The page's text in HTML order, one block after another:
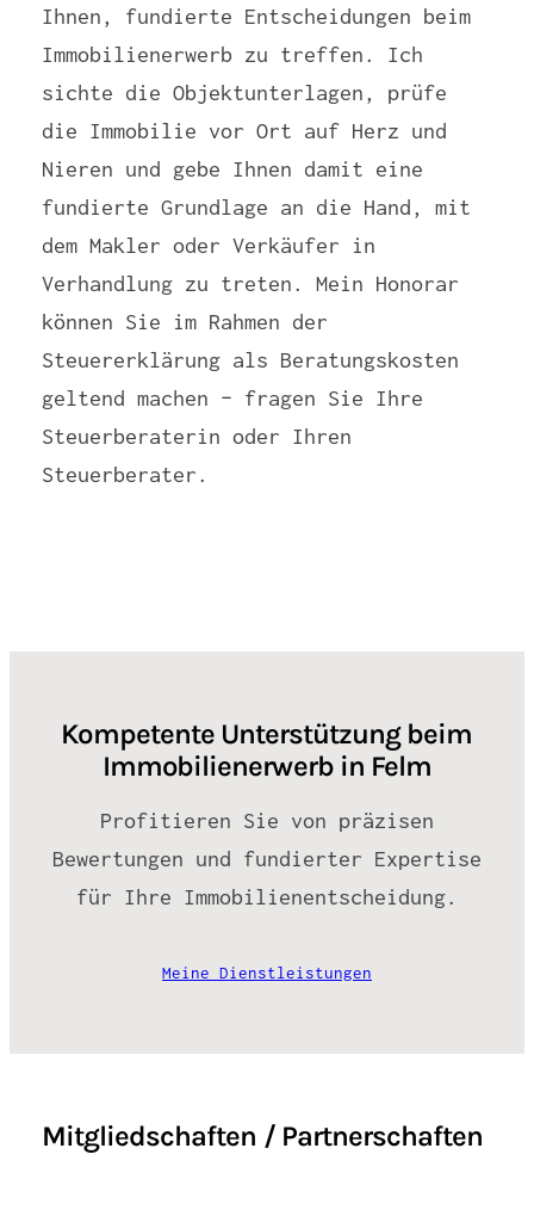
Ihnen, fundierte Entscheidungen beim
Immobilienerwerb zu treffen. Ich
sichte die Objektunterlagen, prüfe
die Immobilie vor Ort auf Herz und
Nieren und gebe Ihnen damit eine
fundierte Grundlage an die Hand, mit
dem Makler oder Verkäufer in
Verhandlung zu treten. Mein Honorar
können Sie im Rahmen der
Steuererklärung als Beratungskosten
geltend machen – fragen Sie Ihre
Steuerberaterin oder Ihren
Steuerberater.
Kompetente Unterstützung beim
Immobilienerwerb in Felm
Profitieren Sie von präzisen
Bewertungen und fundierter Expertise
für Ihre Immobilienentscheidung.
Meine Dienstleistungen
Mitgliedschaften / Partnerschaften